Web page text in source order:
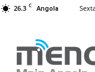
26.3 C Angola